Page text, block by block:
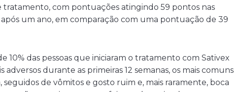
com pontuações atingindo 59 pontos nas
após um ano, em comparação com uma pontuação de 39
10% das pessoas que iniciaram o tratamento com Sativex
durante as primeiras 12 semanas, os mais comuns
de vômitos e gosto ruim e, mais raramente, boca